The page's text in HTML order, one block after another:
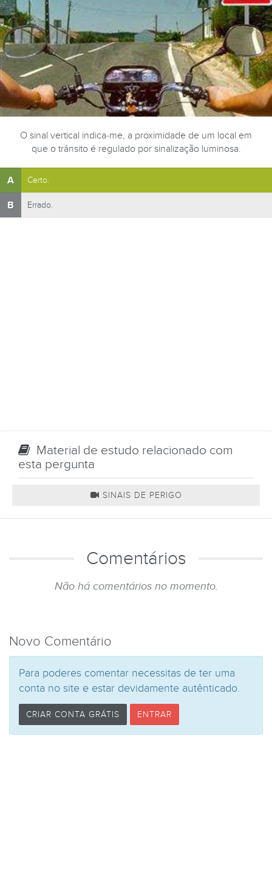
O sinal vertical indica-me, a proximidade de um local em
que o trânsito é regulado por sinalização luminosa.
A Certo.
B Errado.
Material de estudo relacionado com
esta pergunta
SINAIS DE PERIGO
Comentários
Não há comentários no momento.
Novo Comentário
Para poderes comentar necessitas de ter uma
conta no site e estar devidamente autênticado.
CRIAR CONTA GRÁTIS ENTRAR